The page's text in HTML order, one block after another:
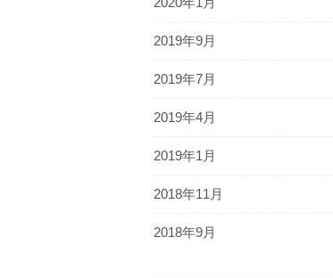
2019年9月
2019年7月
2019年4月
2019年1月
2018年11月
2018年9月